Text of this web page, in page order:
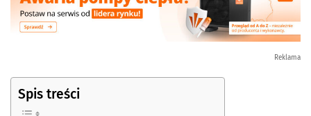
Reklama
Spis treści